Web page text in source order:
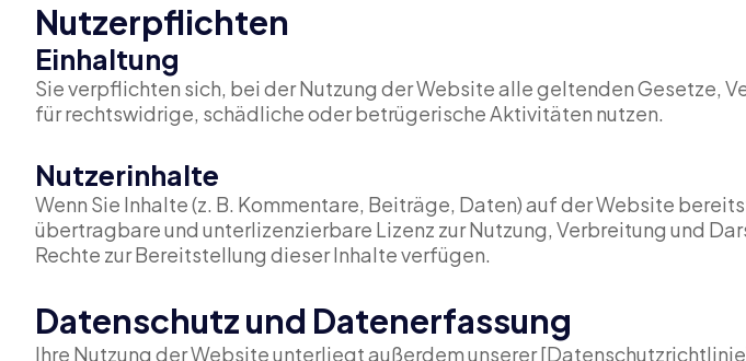
Nutzerpflichten
Einhaltung
Sie verpflichten sich, bei der Nutzung der Website alle geltenden Gesetze,
für rechtswidrige, schädliche oder betrügerische Aktivitäten nutzen.
Nutzerinhalte
Wenn Sie Inhalte (z. B. Kommentare, Beiträge, Daten) auf der Website
übertragbare und unterlizenzierbare Lizenz zur Nutzung, Verbreitung und
Rechte zur Bereitstellung dieser Inhalte verfügen.
Datenschutz und Datenerfassung
Ihre Nutzung der Website unterliegt außerdem unserer